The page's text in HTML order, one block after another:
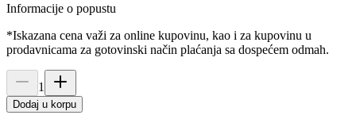
Informacije o popustu
*Iskazana cena važi za online kupovinu, kao i za kupovinu u
prodavnicama za gotovinski način plaćanja sa dospećem odmah.
1
Dodaj u korpu